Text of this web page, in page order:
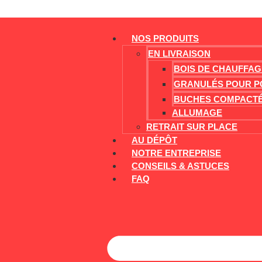
NOS PRODUITS
EN LIVRAISON
BOIS DE
GRANULÉS POUR
BUCHES
ALLUMAGE
RETRAIT SUR PLACE
AU DÉPÔT
NOTRE ENTREPRISE
CONSEILS & ASTUCES
FAQ